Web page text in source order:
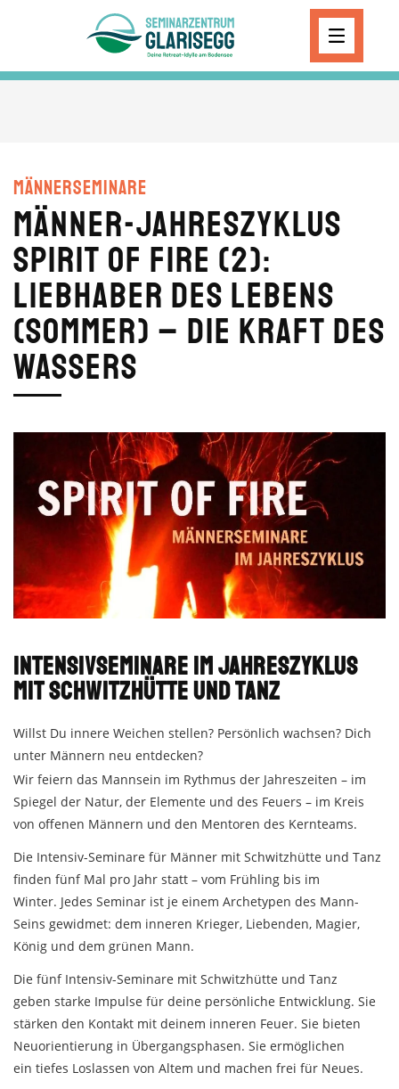
Skip to main content
Männerseminare
Männer-Jahreszyklus
SPIRIT OF FIRE (2):
Liebhaber des Lebens
(Sommer) – Die Kraft des
Wassers
Intensivseminare im Jahreszyklus
mit Schwitzhütte und Tanz
Willst Du innere Weichen stellen? Persönlich wachsen? Dich
unter Männern neu entdecken?
Wir feiern das Mannsein im Rythmus der Jahreszeiten – im
Spiegel der Natur, der Elemente und des Feuers – im Kreis
von offenen Männern und den Mentoren des Kernteams.
Die Intensiv-Seminare für Männer mit Schwitzhütte und Tanz
finden fünf Mal pro Jahr statt – vom Frühling bis im
Winter. Jedes Seminar ist je einem Archetypen des Mann-
Seins gewidmet: dem inneren Krieger, Liebenden, Magier,
König und dem grünen Mann.
Die fünf Intensiv-Seminare mit Schwitzhütte und Tanz
geben starke Impulse für deine persönliche Entwicklung. Sie
stärken den Kontakt mit deinem inneren Feuer. Sie bieten
Neuorientierung in Übergangsphasen. Sie ermöglichen
ein tiefes Loslassen von Altem und machen frei für Neues.